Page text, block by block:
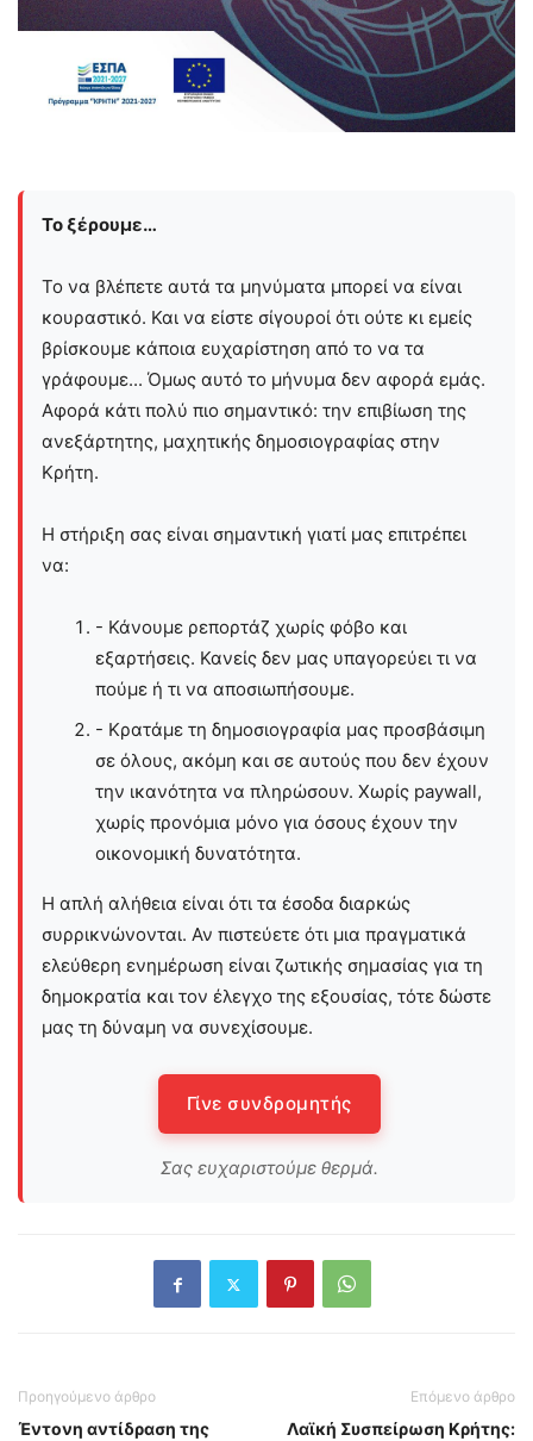
Το ξέρουμε…
Το να βλέπετε αυτά τα μηνύματα μπορεί να είναι
κουραστικό. Και να είστε σίγουροί ότι ούτε κι εμείς
βρίσκουμε κάποια ευχαρίστηση από το να τα
γράφουμε... Όμως αυτό το μήνυμα δεν αφορά εμάς.
Αφορά κάτι πολύ πιο σημαντικό: την επιβίωση της
ανεξάρτητης, μαχητικής δημοσιογραφίας στην
Kρήτη.
Η στήριξη σας είναι σημαντική γιατί μας επιτρέπει
να:
- Κάνουμε ρεπορτάζ χωρίς φόβο και
εξαρτήσεις. Κανείς δεν μας υπαγορεύει τι να
πούμε ή τι να αποσιωπήσουμε.
- Κρατάμε τη δημοσιογραφία μας προσβάσιμη
σε όλους, ακόμη και σε αυτούς που δεν έχουν
την ικανότητα να πληρώσουν. Χωρίς paywall,
χωρίς προνόμια μόνο για όσους έχουν την
οικονομική δυνατότητα.
Η απλή αλήθεια είναι ότι τα έσοδα διαρκώς
συρρικνώνονται. Αν πιστεύετε ότι μια πραγματικά
ελεύθερη ενημέρωση είναι ζωτικής σημασίας για τη
δημοκρατία και τον έλεγχο της εξουσίας, τότε δώστε
μας τη δύναμη να συνεχίσουμε.
Γίνε συνδρομητής
Σας ευχαριστούμε θερμά.
Προηγούμενο άρθρο
Έντονη αντίδραση της
Επόμενο άρθρο
Λαϊκή Συσπείρωση Κρήτης: